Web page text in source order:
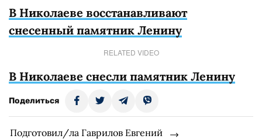
В Николаеве восстанавливают
снесенный памятник Ленину
RELATED VIDEO
В Николаеве снесли памятник Ленину
Поделиться
Подготовил/ла Гаврилов Евгений